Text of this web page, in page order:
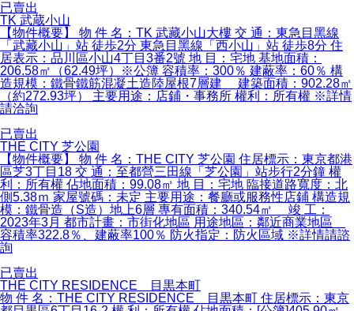
已賣出
TK 武蔵小山
【物件概要】 物 件 名：TK 武藏小山大樓 交 通：東急目黑線
「武藏小山」站 徒歩2分 東急目黑線「西小山」站 徒歩8分 住
居表示：品川區小山4丁目3番2號 地 目：宅地 基地面積：
206.58㎡（62.49坪）※公簿 容積率：300％ 建蔽率：60％ 構
造規模：鐵骨鐵筋混凝土造陸屋根7層建 建築面積：902.28㎡
（約272.93坪） 主要用途：店鋪・事務所 權利：所有權 ※詳情
請洽詢
已賣出
THE CITY 芝公園
【物件概要】 物 件 名：THE CITY 芝公園 住居標示：東京都港
區芝3丁目18 交 通：至都營三田線「芝公園」站步行2分鐘 權
利：所有權 佔地面積：99.08㎡ 地 目：宅地 臨接道路寬度：北
側5.38ｍ 家屋號碼：未定 主要用途：餐廳或服務性店鋪 構造規
模：鐵骨造（S造）地上6層 專有面積：340.54㎡ 竣 工：
2023年3月 都市計畫：市街化地區 用途地區：鄰近商業地區
容積率322.8％、建蔽率100％ 防火指定：防火區域 ※詳情請諮
詢
已賣出
THE CITY RESIDENCE 目黒本町
物 件 名：THE CITY RESIDENCE 目黒本町 住居標示：東京